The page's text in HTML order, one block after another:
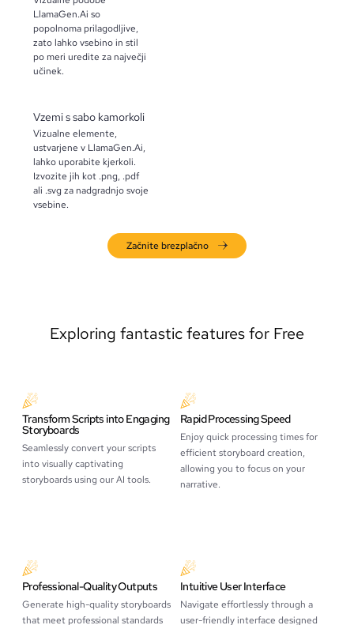
LlamaGen.Ai so
popolnoma prilagodljive,
zato lahko vsebino in stil
po meri uredite za največji
učinek.
Vzemi s sabo kamorkoli
Vizualne elemente,
ustvarjene v LlamaGen.Ai,
lahko uporabite kjerkoli.
Izvozite jih kot .png, .pdf
ali .svg za nadgradnjo svoje
vsebine.
Začnite brezplačno
Exploring fantastic features for Free
Transform Scripts into Engaging
Storyboards
Seamlessly convert your scripts
into visually captivating
storyboards using our AI tools.
Rapid Processing Speed
Enjoy quick processing times for
efficient storyboard creation,
allowing you to focus on your
narrative.
Professional-Quality Outputs
Generate high-quality storyboards
that meet professional standards
Intuitive User Interface
Navigate effortlessly through a
user-friendly interface designed